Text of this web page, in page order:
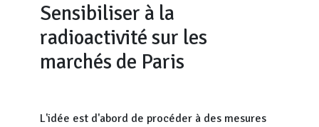
Sensibiliser à la
radioactivité sur les
marchés de Paris
L'idée est d'abord de procéder à des mesures